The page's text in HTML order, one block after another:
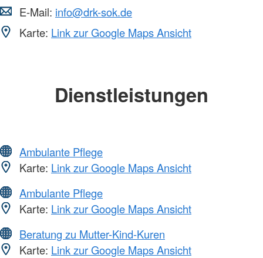
E-Mail: info@drk-sok.de
Karte: Link zur Google Maps Ansicht
Dienstleistungen
Ambulante Pflege
Karte: Link zur Google Maps Ansicht
Ambulante Pflege
Karte: Link zur Google Maps Ansicht
Beratung zu Mutter-Kind-Kuren
Karte: Link zur Google Maps Ansicht